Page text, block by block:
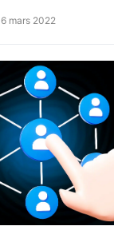
mars 2022
d’enjeu